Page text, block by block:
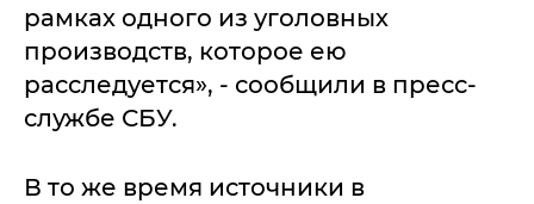
рамках одного из уголовных
производств, которое ею
расследуется», - сообщили в пресс-
службе СБУ.
В то же время источники в